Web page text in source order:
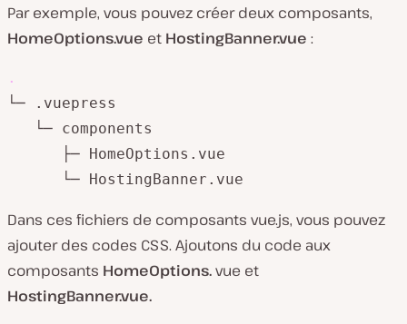
Par exemple, vous pouvez créer deux composants,
HomeOptions.vue et HostingBanner.vue :
.
└─ .vuepress
   └─ components
      ├─ HomeOptions.vue
      └─ HostingBanner.vue
Dans ces fichiers de composants vue.js, vous pouvez
ajouter des codes CSS. Ajoutons du code aux
composants HomeOptions.vue et
HostingBanner.vue.